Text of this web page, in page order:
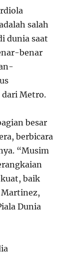
salah
dunia saat
benar
Metro.
besar
berbicara
“Musim
kuat, baik
Dunia